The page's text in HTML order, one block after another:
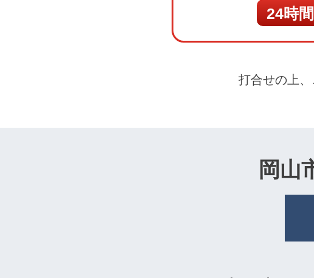
24時
打合せの上
岡山